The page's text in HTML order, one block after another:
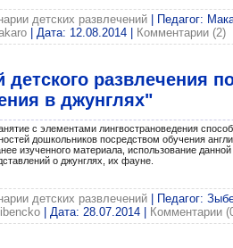
детских развлечений | Педагог:
| Дата: 12.08.2014 Комментарии (2)
детского развлечения
в джунглях"
с элементами лингвострановедения
дошкольников посредством обучения
изученного материала, использование
о джунглях, их фауне.
детских развлечений | Педагог:
| Дата: 28.07.2014 Комментарии